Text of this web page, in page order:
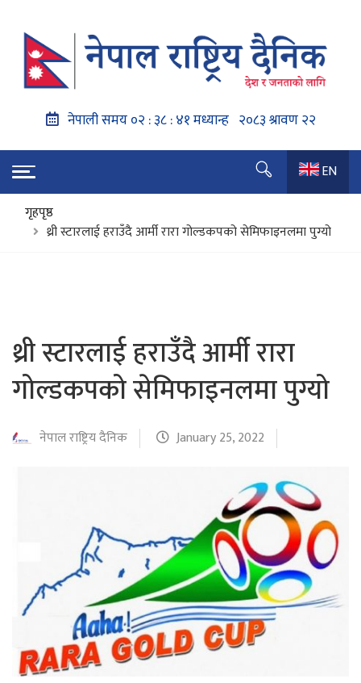
EN
गृहपृष्ठ
थ्री स्टारलाई हराउँदै आर्मी रारा गोल्डकपको सेमिफाइनलमा पुग्यो
थ्री स्टारलाई हराउँदै आर्मी रारा
गोल्डकपको सेमिफाइनलमा पुग्यो
नेपाल राष्ट्रिय दैनिक January 25, 2022